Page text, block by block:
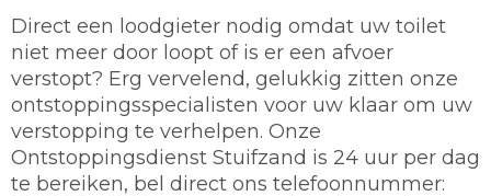
Direct een loodgieter nodig omdat uw toilet
niet meer door loopt of is er een afvoer
verstopt? Erg vervelend, gelukkig zitten onze
ontstoppingsspecialisten voor uw klaar om uw
verstopping te verhelpen. Onze
Ontstoppingsdienst Stuifzand is 24 uur per dag
te bereiken, bel direct ons telefoonnummer: